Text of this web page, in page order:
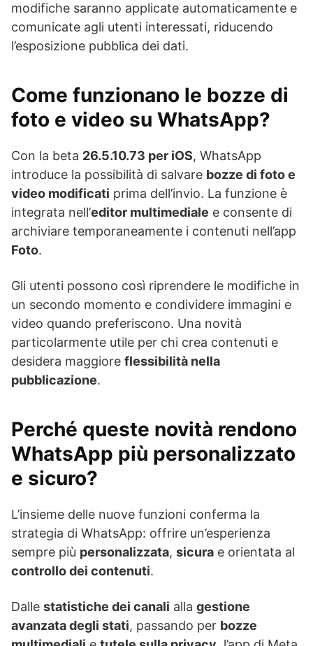
modifiche saranno applicate automaticamente e
comunicate agli utenti interessati, riducendo
l’esposizione pubblica dei dati.
Come funzionano le bozze di
foto e video su WhatsApp?
Con la beta 26.5.10.73 per iOS, WhatsApp
introduce la possibilità di salvare bozze di foto e
video modificati prima dell’invio. La funzione è
integrata nell’editor multimediale e consente di
archiviare temporaneamente i contenuti nell’app
Foto.
Gli utenti possono così riprendere le modifiche in
un secondo momento e condividere immagini e
video quando preferiscono. Una novità
particolarmente utile per chi crea contenuti e
desidera maggiore flessibilità nella
pubblicazione.
Perché queste novità rendono
WhatsApp più personalizzato
e sicuro?
L’insieme delle nuove funzioni conferma la
strategia di WhatsApp: offrire un’esperienza
sempre più personalizzata, sicura e orientata al
controllo dei contenuti.
Dalle statistiche dei canali alla gestione
avanzata degli stati, passando per bozze